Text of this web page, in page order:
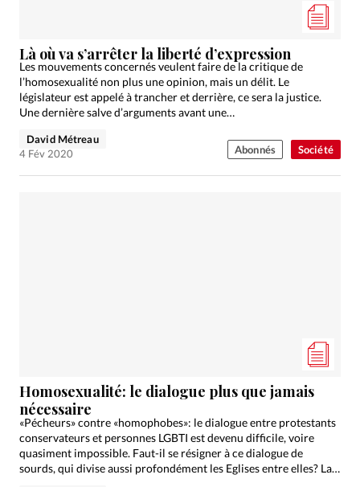
Société
Là où va s’arrêter la liberté d’expression
Les mouvements concernés veulent faire de la critique de
l’homosexualité non plus une opinion, mais un délit. Le
législateur est appelé à trancher et derrière, ce sera la justice.
Une dernière salve d’arguments avant une…
David Métreau
4 Fév 2020
Abonnés
Homosexualité: le dialogue plus que jamais
nécessaire
«Pécheurs» contre «homophobes»: le dialogue entre protestants
conservateurs et personnes LGBTI est devenu difficile, voire
quasiment impossible. Faut-il se résigner à ce dialogue de
sourds, qui divise aussi profondément les Eglises entre elles? La